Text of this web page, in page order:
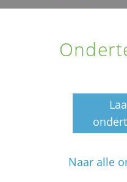
Naar alle